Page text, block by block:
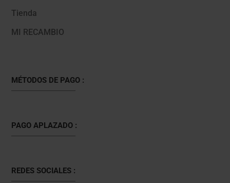
Tienda
MI RECAMBIO
MÉTODOS DE PAGO :
PAGO APLAZADO :
REDES SOCIALES :